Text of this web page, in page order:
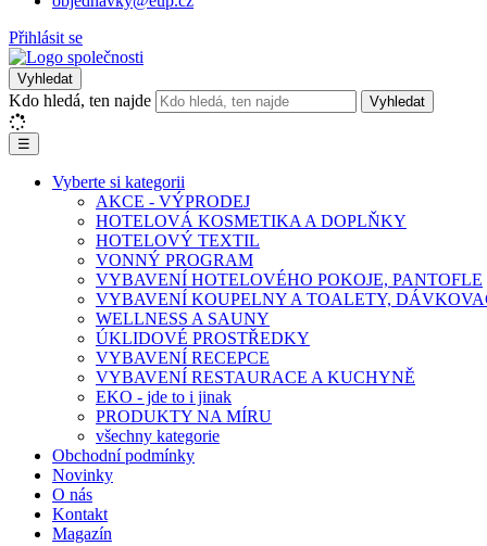
Přihlásit se
Vyhledat
Kdo hledá, ten najde Vyhledat
☰
Vyberte si kategorii
AKCE - VÝPRODEJ
HOTELOVÁ KOSMETIKA A DOPLŇKY
HOTELOVÝ TEXTIL
VONNÝ PROGRAM
VYBAVENÍ HOTELOVÉHO POKOJE, PANTOFLE
VYBAVENÍ KOUPELNY A TOALETY,
WELLNESS A SAUNY
ÚKLIDOVÉ PROSTŘEDKY
VYBAVENÍ RECEPCE
VYBAVENÍ RESTAURACE A KUCHYNĚ
EKO - jde to i jinak
PRODUKTY NA MÍRU
všechny kategorie
Obchodní podmínky
Novinky
O nás
Kontakt
Magazín